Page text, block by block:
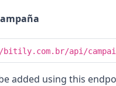
api/
added using this